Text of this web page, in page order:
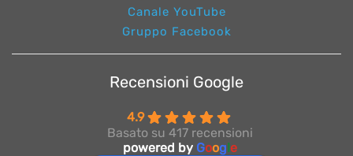
Canale YouTube
Gruppo Facebook
Recensioni Google
4.9
Basato su 417 recensioni
powered by Google